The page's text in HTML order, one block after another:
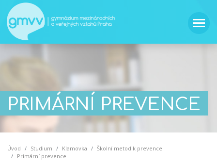
PRIMÁRNÍ PREVENCE
Úvod Studium Klamovka
Školní metodik prevence
Primární prevence